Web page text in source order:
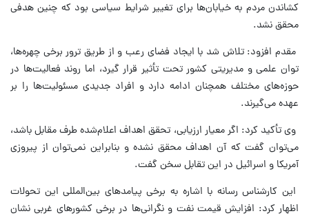
كشاندن مردم به خیابان‌ها برای تغییر شرایط سیاسی بود كه چنین هدفی
محقق نشد.
مقدم افزود: تلاش شد با ایجاد فضای رعب و از طریق ترور برخی چهره‌ها،
توان علمی و مدیریتی كشور تحت تأثیر قرار گیرد، اما روند فعالیت‌ها در
حوزه‌های مختلف همچنان ادامه دارد و افراد جدیدی مسئولیت‌ها را بر
عهده می‌گیرند.
وی تأكید كرد: اگر معیار ارزیابی، تحقق اهداف اعلام‌شده طرف مقابل باشد،
می‌توان گفت كه آن اهداف محقق نشده و بنابراین نمی‌توان از پیروزی
آمریكا و اسرائیل در این تقابل سخن گفت.
این كارشناس رسانه با اشاره به برخی پیامدهای بین‌المللی این تحولات
اظهار كرد: افزایش قیمت نفت و نگرانی‌ها در برخی كشورهای غربی نشان